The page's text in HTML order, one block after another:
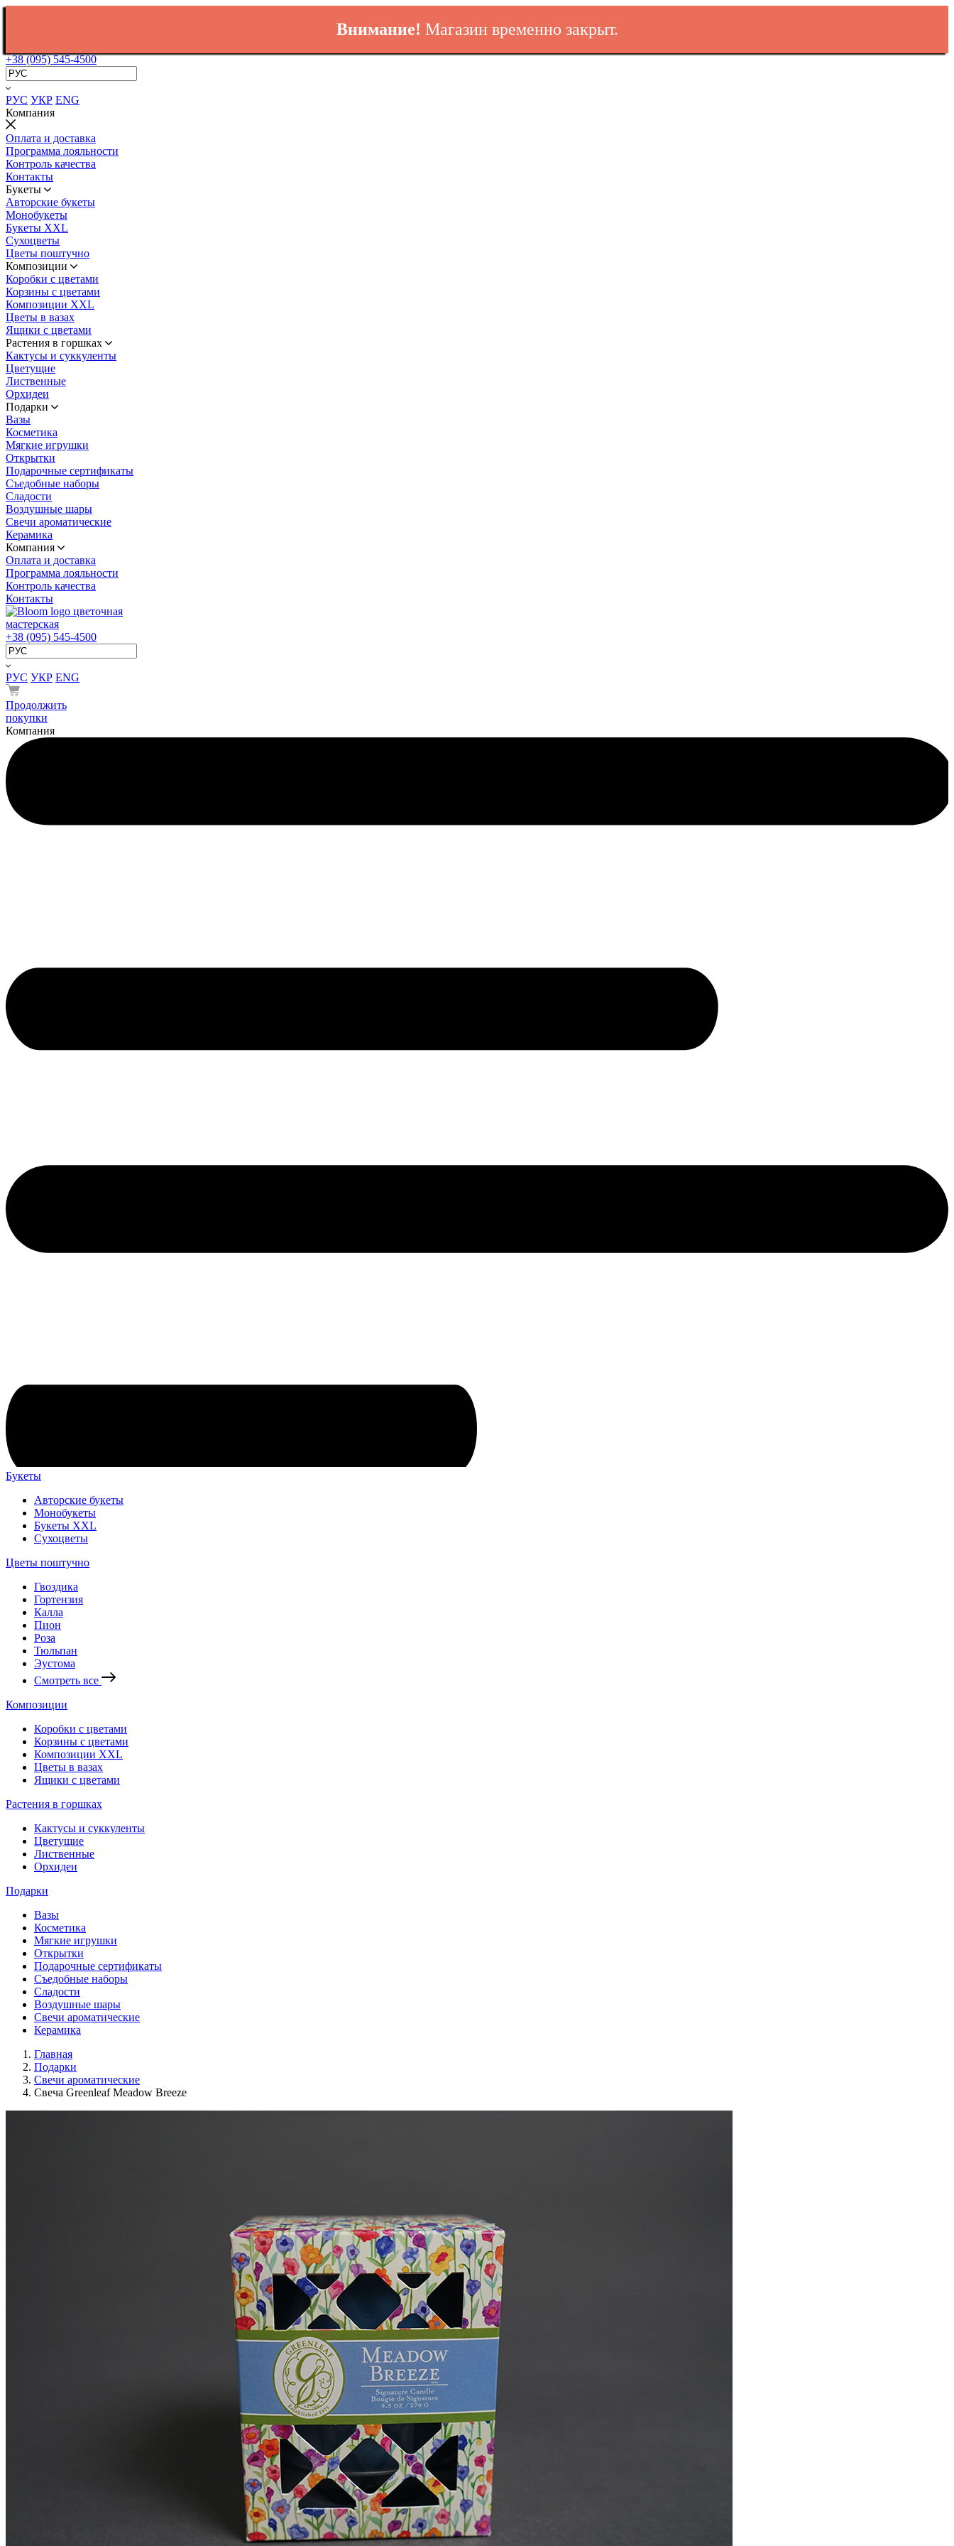
Внимание! Магазин временно закрыт.
+38 (095) 545-4500
РУС УКР ENG
Компания
Оплата и доставка
Программа лояльности
Контроль качества
Контакты
Букеты
Авторские букеты
Монобукеты
Букеты XXL
Сухоцветы
Цветы поштучно
Композиции
Коробки с цветами
Корзины с цветами
Композиции XXL
Цветы в вазах
Ящики с цветами
Растения в горшках
Кактусы и суккуленты
Цветущие
Лиственные
Орхидеи
Подарки
Вазы
Косметика
Мягкие игрушки
Открытки
Подарочные сертификаты
Съедобные наборы
Сладости
Воздушные шары
Свечи ароматические
Керамика
Компания
Оплата и доставка
Программа лояльности
Контроль качества
Контакты
цветочная
мастерская
+38 (095) 545-4500
РУС УКР ENG
Продолжить
покупки
Компания
Букеты
Авторские букеты
Монобукеты
Букеты XXL
Сухоцветы
Цветы поштучно
Гвоздика
Гортензия
Калла
Пион
Роза
Тюльпан
Эустома
Смотреть все
Композиции
Коробки с цветами
Корзины с цветами
Композиции XXL
Цветы в вазах
Ящики с цветами
Растения в горшках
Кактусы и суккуленты
Цветущие
Лиственные
Орхидеи
Подарки
Вазы
Косметика
Мягкие игрушки
Открытки
Подарочные сертификаты
Съедобные наборы
Сладости
Воздушные шары
Свечи ароматические
Керамика
Главная
Подарки
Свечи ароматические
Свеча Greenleaf Meadow Breeze